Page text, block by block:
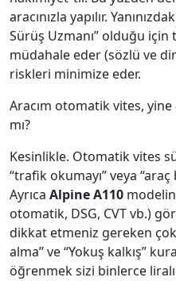
aracınızla yapılır.
Sürüş Uzmanı” olduğu
müdahale eder (sözlü ve
riskleri minimize eder.
Aracım otomatik vites,
mı?
Kesinlikle. Otomatik vites
“trafik okumayı” veya
Ayrıca Alpine A110
otomatik, DSG, CVT vb.)
dikkat etmeniz gereken
alma” ve “Yokuş kalkış”
öğrenmek sizi binlerce